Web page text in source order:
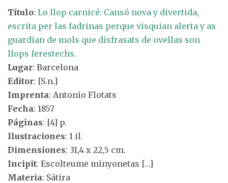
Título: Lo llop carnicé: Cansó nova y divertida,
escrita per las fadrinas perque visquian alerta y as
guardian de mols que disfrasats de ovellas son
llops ferestechs.
Lugar: Barcelona
Editor: [S.n.]
Imprenta: Antonio Flotats
Fecha: 1857
Páginas: [4] p.
Ilustraciones: 1 il.
Dimensiones: 31,4 x 22,5 cm.
Incipit: Escolteume minyonetas […]
Materia: Sátira